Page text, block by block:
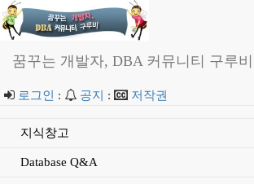
꿈꾸는 개발자, DBA 커뮤니티 구루비
로그인 : 공지 : 저작권
지식창고
Database Q&A